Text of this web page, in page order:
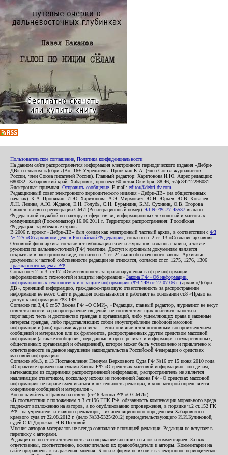
Пользовательское соглашение Политика конфиденциальности
На данном сайте распространяется информация электронного периодического издания «Дебри-
ДВ» со знаком «Дебри-ДВ». 16+ Учредитель: Пронякин К.А. (член Союза журналистов
России, член Союза писателей России). Главный редактор: Харитонова И.Ю. Адрес редакции:
680032, Хабаровский край, Хабаровск, проспект 60-летия Октября, 88-46, т./ф.84212296081.
Электронная приемная: Отправить сообщение . E-mail: editor@debri-dv.com
Редакционный совет электронного периодического издания «Дебри-ДВ» (на общественных
началах): К.А. Пронякин, И.Ю. Харитонова, А.Э. Мирмович, Ю.Н. Юрьев, Ю.В. Ковалев,
Л.Н. Левина, А.Ю. Жданов, Е.Н. Голубь, С.Н. Бурындин, Б.М. Сухинин, О.В. Егорова
Свидетельство о регистрации СМИ (Регистрационный номер) ЭЛ № ФС77-45537 выдано
Федеральной службой по надзору в сфере связи, информационных технологий и массовых
коммуникаций (Роскомнадзор) 16.06.2011 г. Территория распространения: Российская
Федерация, зарубежные страны.
В 2006 г. проект «Дебри-ДВ» был создан как электронный частный архив, в соответствии с ФЗ
№ 125 «Об архивном деле в Российской Федерации» , согласно п. 2 ст. 13 «Создание архивов».
Основной фонд архива составляют публикации газет и журналов, изданные книги, а также
рукописи по дальневосточной (РФ) тематике. Доступ к архивным документам является
открытым в электронном виде, согласно п. 1 ст. 24 вышеобозначенного закона. Архивные
документы к частной собственности редакции не относятся, согласно ст.ст. 1275, 1276, 1306
Гражданского кодекса РФ
Согласно ч.2. п.3. ст.17 «Ответственность за правонарушения в сфере информации,
информационных технологий и защиты информации» Закона РФ «Об информации,
информационных технологиях и о защите информации» (ФЗ-149 от 27.07.06 г.) архив «Дебри-
ДВ», хранящий информацию, гражданско-правовую ответственность за распространение
информации не несет. Сайт и редакция основываются и работают на основании ст.8 «Право на
доступ к информации» ФЗ-149.
Согласно пп.3,4,6 ст.57 Закона РФ «О СМИ», «Редакция, главный редактор, журналист не несут
ответственности за распространение сведений, не соответствующих действительности и
порочащих честь и достоинство граждан и организаций, либо ущемляющих права и законные
интересы граждан, либо представляющих собой злоупотребление свободой массовой
информации и (или) правами журналиста: ...если они являются дословным воспроизведением
сообщений и материалов или их фрагментов, распространенных другим средством массовой
информации (а также сообщения, переданные в пресс-релизах и информация государственных,
общественных организаций и объединений), которое может быть установлено и привлечено к
ответственности за данное нарушение законодательства Российской Федерации о средствах
массовой информации».
Согласно абз.3, п.13 Постановления Пленума Верховного Суда РФ №16 от 15 июня 2010 года
«О практике применения судами Закона РФ «О средствах массовой информации», «по делам,
вытекающим из содержания распространенной информации, распространитель не является
надлежащим ответчиком, поскольку исходя из положений Закона РФ «О средствах массовой
информации» не вправе вмешиваться в деятельность редакции, в ходе которой определяется
содержание сообщений и материалов».
Воспользуйтесь «Правом на ответ» (ст.46 Закона РФ «О СМИ»).
«В соответствии с положением ч.3 ст.196 ГПК РФ, обязанность компенсации морального вреда
подлежит возложению на авторов, а по опубликованию опровержения, в порядке ч.2 ст.152 ГК
РФ - на учредителя и главного редактор», - из апелляционного определения Хабаровского
краевого суда от 22.08.2012 г. (дело №33-5325/2012) председательствующего И.И.Куликовой,
судей С.И.Дорожко, Н.В.Пестовой.
Мнения авторов материалов не всегда совпадают с позицией редакции. Редакция не вступает в
переписку с авторами.
Редакция не несет ответственность за содержание внешних ссылок и комментариев. За них
ответственны, соответственно, исключительно их правообладатели и авторы. Комментарии на
сайте приравнены к выражению мнения. Блоги и форум не входят в электронное периодическое